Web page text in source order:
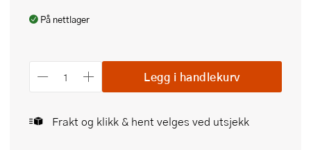
På nettlager
Legg i handlekurv
Frakt og klikk & hent velges ved utsjekk